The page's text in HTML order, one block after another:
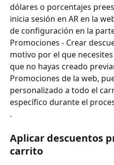
dólares o porcentajes
inicia sesión en AR en la
de configuración en la
Promociones - Crear
motivo por el que
que no hayas creado
Promociones de la web,
personalizado a todo el
específico durante el
.
Aplicar descuentos
carrito